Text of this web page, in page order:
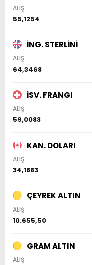
ALIŞ
55,1254
İNG. STERLİNİ
ALIŞ
64,3468
İSV. FRANGI
ALIŞ
59,0083
KAN. DOLARI
ALIŞ
34,1883
ÇEYREK ALTIN
ALIŞ
10.655,50
GRAM ALTIN
ALIŞ